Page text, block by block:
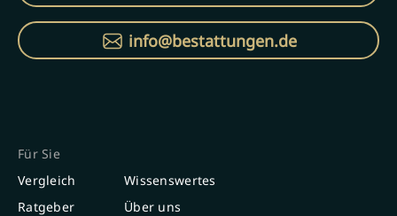
info@bestattungen.de
Für Sie
Vergleich
Ratgeber
Wissenswertes
Über uns